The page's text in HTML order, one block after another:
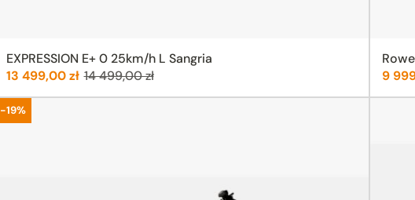
EXPRESSION E+ 0 25km/h L Sangria
Cena:
13 499,00 zł Poprzednia cena:
14 499,00 zł 9
Promocja
-19%